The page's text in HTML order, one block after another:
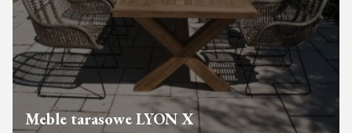
Meble tarasowe LYON X